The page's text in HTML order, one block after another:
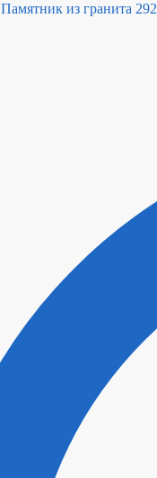
Памятник из гранита 292